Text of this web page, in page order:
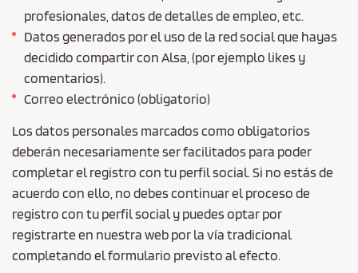
profesionales, datos de detalles de empleo, etc.
Datos generados por el uso de la red social que hayas
decidido compartir con Alsa, (por ejemplo likes y
comentarios).
Correo electrónico (obligatorio)
Los datos personales marcados como obligatorios
deberán necesariamente ser facilitados para poder
completar el registro con tu perfil social. Si no estás de
acuerdo con ello, no debes continuar el proceso de
registro con tu perfil social y puedes optar por
registrarte en nuestra web por la vía tradicional
completando el formulario previsto al efecto.